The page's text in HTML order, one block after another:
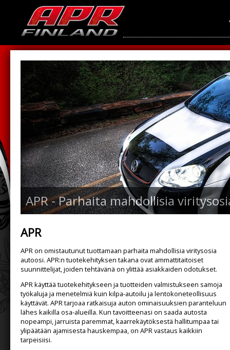
APR - Parhaita mahdollisia
APR
APR on omistautunut tuottamaan parhaita mahdollisia viritysosia
autoosi. APR:n tuotekehityksen takana ovat ammattitaitoiset
suunnittelijat, joiden tehtävänä on ylittää asiakkaiden odotukset.
APR käyttää tuotekehitykseen ja tuotteiden valmistukseen samoja
työkaluja ja menetelmiä kuin kilpa-autoilu ja lentokoneteollisuus
käyttävät. APR tarjoaa ratkaisuja auton ominaisuuksien paranteluun
lähes kaikilla osa-alueilla. Kun tavoitteenasi on saada autosta
nopeampi, jarruista paremmat, kaarrekäytöksestä hallitumpaa tai
ylipäätään ajamisesta hauskempaa, on APR vastaus kaikkiin
tarpeisiisi.